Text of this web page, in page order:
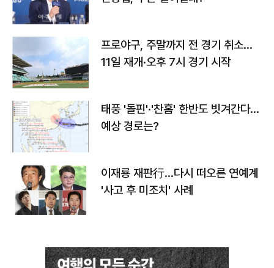
프로야구, 주말까지 전 경기 취소…
11일 재개·오후 7시 경기 시작
태풍 '돌핀'·'찬홈' 한반도 빗겨간다…
예상 경로는?
이재룡 재판行…다시 떠오른 연예계
'사고 후 미조치' 사례